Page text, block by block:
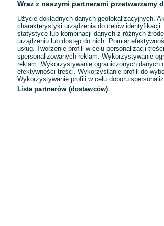
Wraz z naszymi partnerami przetwarzamy
Użycie dokładnych danych geolokalizacyjnych.
charakterystyki urządzenia do celów
statystyce lub kombinacji danych z różnych
urządzeniu lub dostęp do nich. Pomiar
usług. Tworzenie profili w celu personalizacji
spersonalizowanych reklam. Wykorzystywanie
reklam. Wykorzystywanie ograniczonych danych
efektywności treści. Wykorzystanie profili do
Wykorzystywanie profili w celu doboru
Lista partnerów (dostawców)